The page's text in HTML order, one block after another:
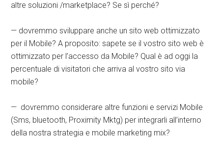
altre soluzioni /marketplace? Se sì perché?
— dovremmo sviluppare anche un sito web ottimizzato
per il Mobile? A proposito: sapete se il vostro sito web è
ottimizzato per l’accesso da Mobile? Qual è ad oggi la
percentuale di visitatori che arriva al vostro sito via
mobile?
— dovremmo considerare altre funzioni e servizi Mobile
(Sms, bluetooth, Proximity Mktg) per integrarli all’interno
della nostra strategia e mobile marketing mix?